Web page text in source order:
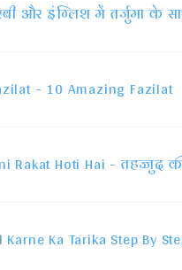
और इंग्लिश में तर्जुमा के
- 10 Amazing Fazilat
Rakat Hoti Hai - तहज्जुद
Ka Tarika Step By